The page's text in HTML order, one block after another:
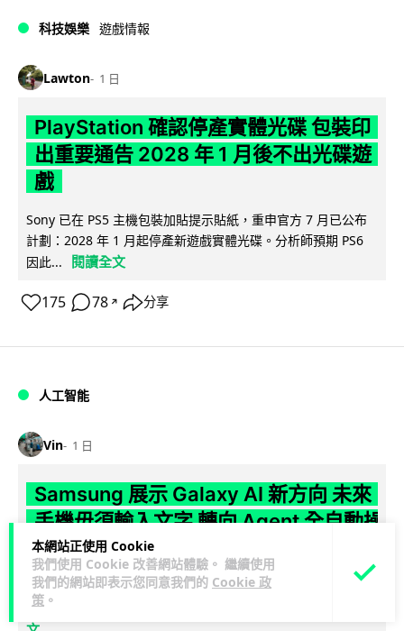
本網站正使用 Cookie
我們使用 Cookie 改善網站體驗。 繼續使用
我們的網站即表示您同意我們的 Cookie 政
策 。
科技娛樂 遊戲情報
Lawton 1 日
PlayStation 確認停產實體光碟 包裝印
出重要通告 2028 年 1 月後不出光碟遊
戲
Sony 已在 PS5 主機包裝加貼提示貼紙，重申官方 7 月已公布
計劃：2028 年 1 月起停產新遊戲實體光碟。分析師預期 PS6
因此...
閱讀全文
175 78 ↗ 分享
人工智能
Vin 1 日
Samsung 展示 Galaxy AI 新方向 未來
手機毋須輸入文字 轉向 Agent 全自動操
作
Samsung 電子 MX 部門顧客體驗辦公室主管兼副總裁 Jay Kim
表示，品牌正推動 Galaxy AI 邁向全自動化 Agent...